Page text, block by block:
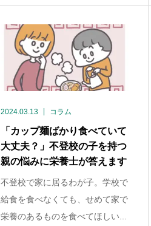
2024.03.13 コラム
「カップ麺ばかり食べていて
大丈夫？」不登校の子を持つ
親の悩みに栄養士が答えます
不登校で家に居るわが子。学校で
給食を食べなくても、せめて家で
栄養のあるものを食べてほしい...